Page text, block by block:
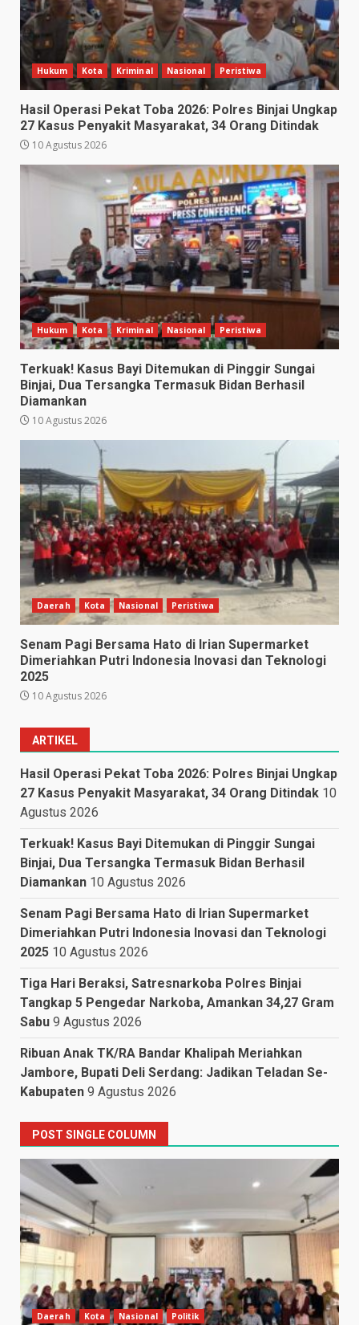
Hukum Kota Kriminal Nasional Peristiwa
Hasil Operasi Pekat Toba 2026: Polres Binjai Ungkap
27 Kasus Penyakit Masyarakat, 34 Orang Ditindak
10 Agustus 2026
Hukum Kota Kriminal Nasional Peristiwa
Terkuak! Kasus Bayi Ditemukan di Pinggir Sungai
Binjai, Dua Tersangka Termasuk Bidan Berhasil
Diamankan
10 Agustus 2026
Daerah Kota Nasional Peristiwa
Senam Pagi Bersama Hato di Irian Supermarket
Dimeriahkan Putri Indonesia Inovasi dan Teknologi
2025
10 Agustus 2026
ARTIKEL
Hasil Operasi Pekat Toba 2026: Polres Binjai Ungkap
27 Kasus Penyakit Masyarakat, 34 Orang Ditindak 10
Agustus 2026
Terkuak! Kasus Bayi Ditemukan di Pinggir Sungai
Binjai, Dua Tersangka Termasuk Bidan Berhasil
Diamankan 10 Agustus 2026
Senam Pagi Bersama Hato di Irian Supermarket
Dimeriahkan Putri Indonesia Inovasi dan Teknologi
2025 10 Agustus 2026
Tiga Hari Beraksi, Satresnarkoba Polres Binjai
Tangkap 5 Pengedar Narkoba, Amankan 34,27 Gram
Sabu 9 Agustus 2026
Ribuan Anak TK/RA Bandar Khalipah Meriahkan
Jambore, Bupati Deli Serdang: Jadikan Teladan Se-
Kabupaten 9 Agustus 2026
POST SINGLE COLUMN
Daerah Kota Nasional Politik